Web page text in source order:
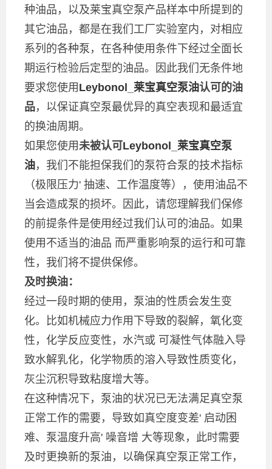
种油品，以及莱宝真空泵产品样本中所提到的
其它油品，都是在我们工厂实验室内，对相应
系列的各种泵，在各种使用条件下经过全面长
期运行检验后定型的油品。因此我们无条件地
要求您使用 Leybonol_莱宝真空泵油认可的油
品，以保证真空泵最优异的真空表现和最适宜
的换油周期。
如果您使用未被认可Leybonol_莱宝真空泵
油，我们不能担保我们的泵符合泵的技术指标
（极限压力' 抽速、工作温度等），使用油品不
当会造成泵的损坏。因此，请您理解我们保修
的前提条件是使用经过我们认可的油品。如果
使用不适当的油品 而严重影响泵的运行和可靠
性，我们将不提供保修。
及时换油：
经过一段时期的使用，泵油的性质会发生变
化。比如机械应力作用下导致的裂解，氧化变
性，化学反应变性，水汽或 可凝性气体融入导
致水解乳化，化学物质的溶入导致性质变化，
灰尘沉积导致粘度增大等。
在这种情况下，泵油的状况已无法满足真空泵
正常工作的需要，导致如真空度变差' 启动困
难、泵温度升高' 噪音增 大等现象，此时需要
及时更换新的泵油，以确保真空泵正常工作，